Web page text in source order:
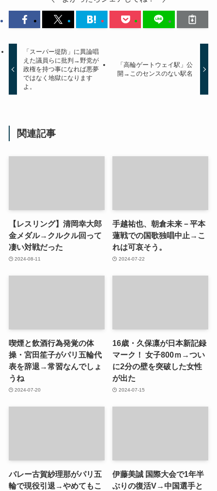
「スーパー堤防」に異論唱
えた議員らに批判→野党が
政権を持つ事になれば悪夢
ではなく地獄になります
よ。
「高輪ゲートウェイ駅」公
開→このセンスのない駅名
関連記事
【レスリング】清岡幸大郎
金メダル→クルクル回って
凄い対戦だった
2024-08-11
手越祐也、朝倉未来－平本
蓮戦での国歌独唱中止→こ
れは可哀そう。
2024-07-22
喫煙と飲酒行為発覚の体
操・宮田笙子がパリ五輪代
表を辞退→常習なんでしょ
うね
2024-07-20
16歳・久保凛が日本新記録
マーク！ 女子800ｍ→つい
に2分の壁を突破した女性
が出た
2024-07-15
バレー古賀紗理那がパリ五
輪で現役引退→やめてもこ
伊藤美誠 国際大会で1年半
ぶりの復活V→中国選手と